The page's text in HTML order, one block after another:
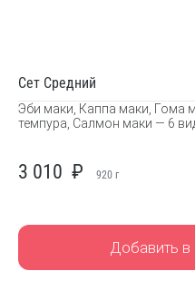
Сет Средний
Эби маки, Каппа маки, Гома
темпура, Салмон маки — 6
3 010 ₽ 920 г
Добавить в